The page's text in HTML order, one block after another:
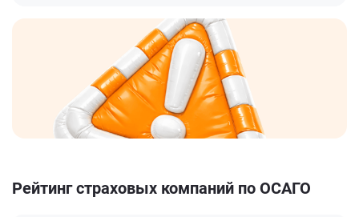
Рейтинг страховых компаний по ОСАГО